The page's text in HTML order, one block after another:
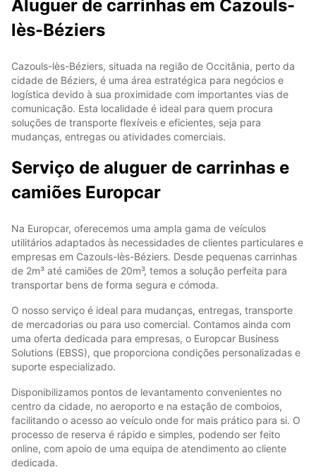
Aluguer de carrinhas em Cazouls-
lès-Béziers
Cazouls-lès-Béziers, situada na região de Occitânia, perto da
cidade de Béziers, é uma área estratégica para negócios e
logística devido à sua proximidade com importantes vias de
comunicação. Esta localidade é ideal para quem procura
soluções de transporte flexíveis e eficientes, seja para
mudanças, entregas ou atividades comerciais.
Serviço de aluguer de carrinhas e
camiões Europcar
Na Europcar, oferecemos uma ampla gama de veículos
utilitários adaptados às necessidades de clientes particulares e
empresas em Cazouls-lès-Béziers. Desde pequenas carrinhas
de 2m³ até camiões de 20m³, temos a solução perfeita para
transportar bens de forma segura e cómoda.
O nosso serviço é ideal para mudanças, entregas, transporte
de mercadorias ou para uso comercial. Contamos ainda com
uma oferta dedicada para empresas, o Europcar Business
Solutions (EBSS), que proporciona condições personalizadas e
suporte especializado.
Disponibilizamos pontos de levantamento convenientes no
centro da cidade, no aeroporto e na estação de comboios,
facilitando o acesso ao veículo onde for mais prático para si. O
processo de reserva é rápido e simples, podendo ser feito
online, com apoio de uma equipa de atendimento ao cliente
dedicada.